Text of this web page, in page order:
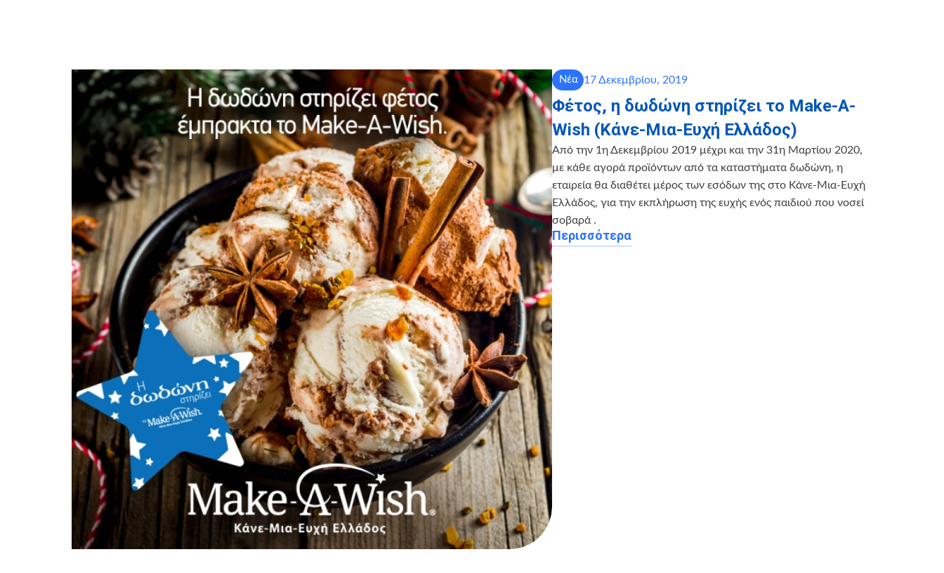
Νέα 17 Δεκεμβρίου, 2019
Φέτος, η δωδώνη στηρίζει το Make-A-
Wish (Κάνε-Μια-Ευχή Ελλάδος)
Από την 1η Δεκεμβρίου 2019 μέχρι και την 31η Μαρτίου 2020,
με κάθε αγορά προϊόντων από τα καταστήματα δωδώνη, η
εταιρεία θα διαθέτει μέρος των εσόδων της στο Κάνε-Μια-Ευχή
Ελλάδος, για την εκπλήρωση της ευχής ενός παιδιού που νοσεί
σοβαρά .
Περισσότερα